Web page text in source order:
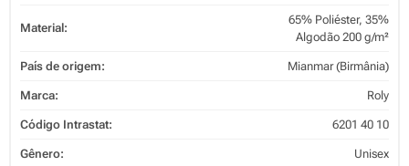
Material:
65% Poliéster, 35%
Algodão 200 g/m²
País de origem: Mianmar (Birmânia)
Marca: Roly
Código Intrastat: 6201 40 10
Gênero: Unisex